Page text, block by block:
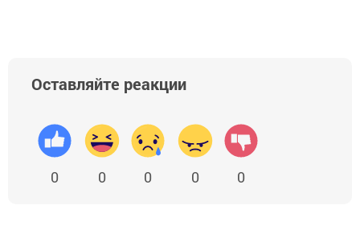
Оставляйте реакции
0 0 0 0 0